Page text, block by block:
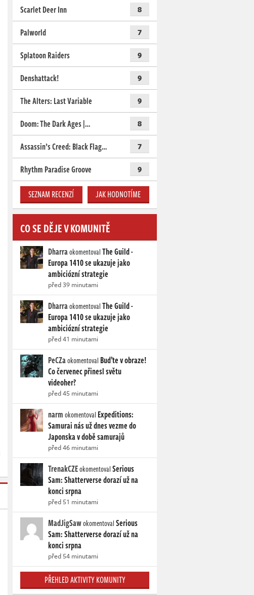
Scarlet Deer Inn
8
Palworld 7
Splatoon Raiders 9
Denshattack! 9
The Alters: Last Variable 9
Doom: The Dark Ages |… 8
Assassin’s Creed: Black Flag… 7
Rhythm Paradise Groove 9
SEZNAM RECENZÍ JAK HODNOTÍME
CO SE DĚJE V KOMUNITĚ
DharraokomentovalThe Guild -
Europa 1410 se ukazuje jako
ambiciózní strategie
před 39 minutami
DharraokomentovalThe Guild -
Europa 1410 se ukazuje jako
ambiciózní strategie
před 41 minutami
PeCZaokomentoval Buďte v obraze!
Co červenec přinesl světu
videoher?
před 45 minutami
narmokomentoval Expeditions:
Samurai nás už dnes vezme do
Japonska v době samurajů
před 46 minutami
TrenakCZEokomentovalSerious
Sam: Shatterverse dorazí už na
konci srpna
před 51 minutami
MadJigSawokomentovalSerious
Sam: Shatterverse dorazí už na
konci srpna
před 54 minutami
PŘEHLED AKTIVITY KOMUNITY